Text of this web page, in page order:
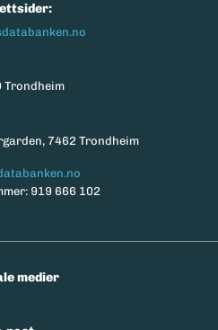
Trondheim
7462 Trondheim
919 666 102
medier